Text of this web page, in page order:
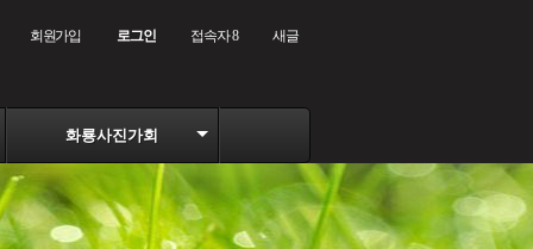
회원가입 로그인 접속자 8 새글
화룡사진가회